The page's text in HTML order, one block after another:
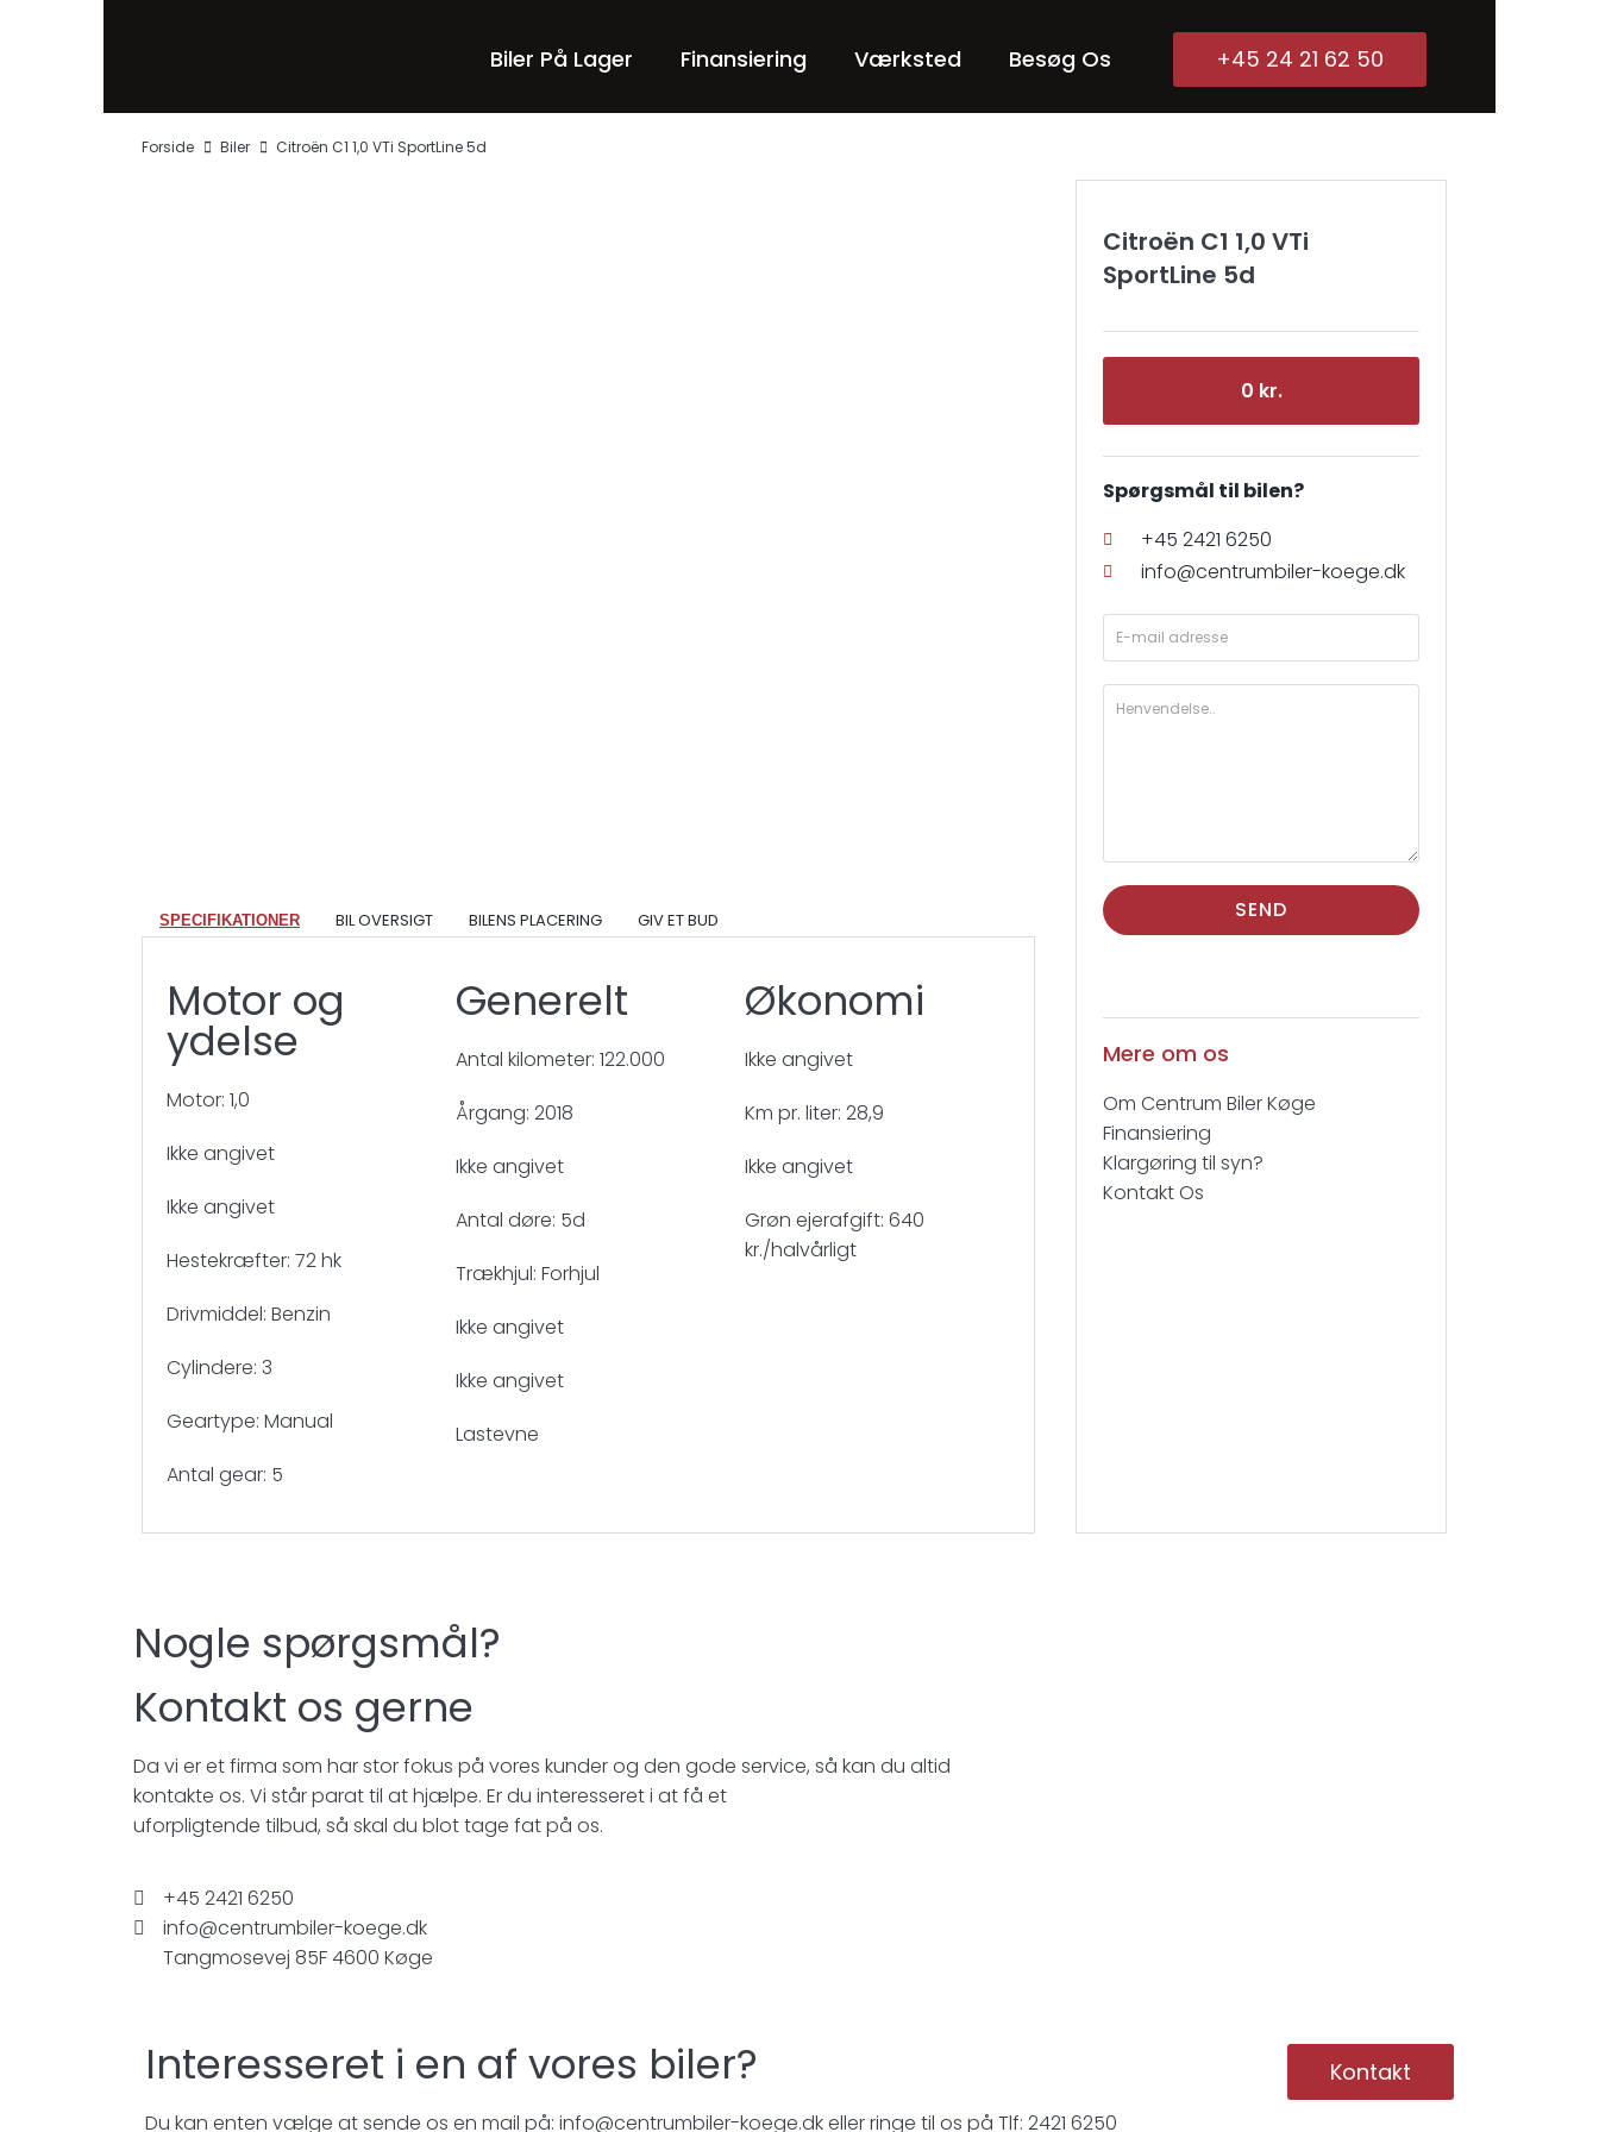
Biler På Lager Finansiering Værksted Besøg Os +45 24 21 62 50
Forside Biler Citroën C1 1,0 VTi SportLine 5d
SPECIFIKATIONER BIL OVERSIGT BILENS PLACERING GIV ET BUD
Motor og
ydelse
Motor: 1,0
Ikke angivet
Ikke angivet
Hestekræfter: 72 hk
Drivmiddel: Benzin
Cylindere: 3
Geartype: Manual
Antal gear: 5
Generelt
Antal kilometer: 122.000
Årgang: 2018
Ikke angivet
Antal døre: 5d
Trækhjul: Forhjul
Ikke angivet
Ikke angivet
Lastevne
Økonomi
Ikke angivet
Km pr. liter: 28,9
Ikke angivet
Grøn ejerafgift: 640
kr./halvårligt
Citroën C1 1,0 VTi
SportLine 5d
0 kr.
Spørgsmål til bilen?
+45 2421 6250
info@centrumbiler-koege.dk
SEND
Mere om os
Om Centrum Biler Køge
Finansiering
Klargøring til syn?
Kontakt Os
Nogle spørgsmål?
Kontakt os gerne
Da vi er et firma som har stor fokus på vores kunder og den gode service, så kan du altid
kontakte os. Vi står parat til at hjælpe. Er du interesseret i at få et
uforpligtende tilbud, så skal du blot tage fat på os.
+45 2421 6250
info@centrumbiler-koege.dk
Tangmosevej 85F 4600 Køge
Interesseret i en af vores biler?
Du kan enten vælge at sende os en mail på: info@centrumbiler-koege.dk eller ringe til os på Tlf: 2421 6250
Kontakt